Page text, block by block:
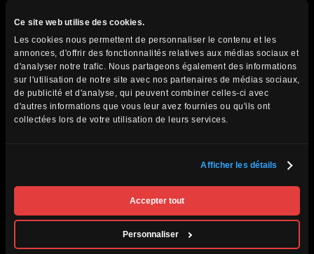
Ce site web utilise des cookies.
Les cookies nous permettent de personnaliser le contenu et les
annonces, d'offrir des fonctionnalités relatives aux médias sociaux et
d'analyser notre trafic. Nous partageons également des informations
sur l'utilisation de notre site avec nos partenaires de médias sociaux,
de publicité et d'analyse, qui peuvent combiner celles-ci avec
d'autres informations que vous leur avez fournies ou qu'ils ont
collectées lors de votre utilisation de leurs services.
Afficher les détails
Accepter tout
Personnaliser
Qu'est-ce qu'un circuit regroupé sur place?
Quelle est la taille des groupes pour les circuits
accompagnés?
Les groupes sont-ils toujours accompagnés par
un directeur de circuit Passion Monde?
Les circuits sont-ils toujours guidés en français?
Les pourboires sont-ils inclus?